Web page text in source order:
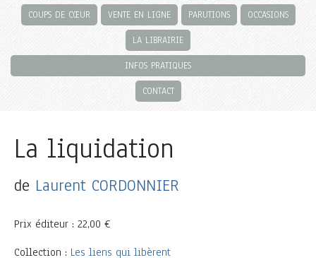
COUPS DE CŒUR VENTE EN LIGNE PARUTIONS OCCASIONS
LA LIBRAIRIE
INFOS PRATIQUES
CONTACT
La liquidation
de Laurent CORDONNIER
Prix éditeur : 22,00 €
Collection : Les liens qui libèrent